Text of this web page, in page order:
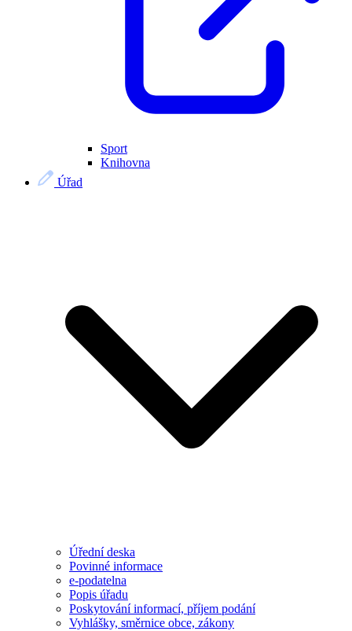
Sport
Knihovna
Úřad
Úřední deska
Povinné informace
e-podatelna
Popis úřadu
Poskytování informací, příjem podání
Vyhlášky, směrnice obce, zákony